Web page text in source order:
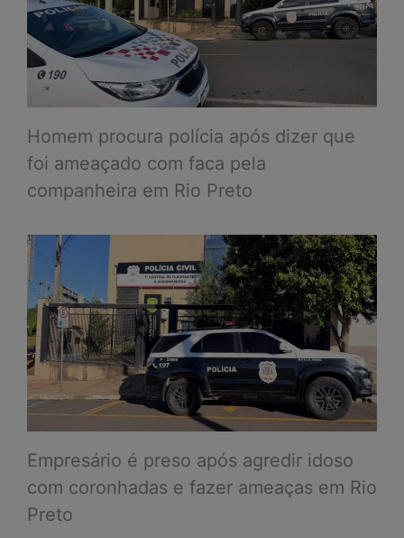
Homem procura polícia após dizer que
foi ameaçado com faca pela
companheira em Rio Preto
Empresário é preso após agredir idoso
com coronhadas e fazer ameaças em Rio
Preto